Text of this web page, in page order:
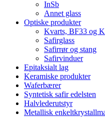
InSb
Annet glass
Optiske produkter
Kvarts, BF33 og
Safirglass
Safirrør og stang
Safirvinduer
Epitaksialt lag
Keramiske produkter
Waferbærer
Syntetisk safir edelsten
Halvlederutstyr
Metallisk